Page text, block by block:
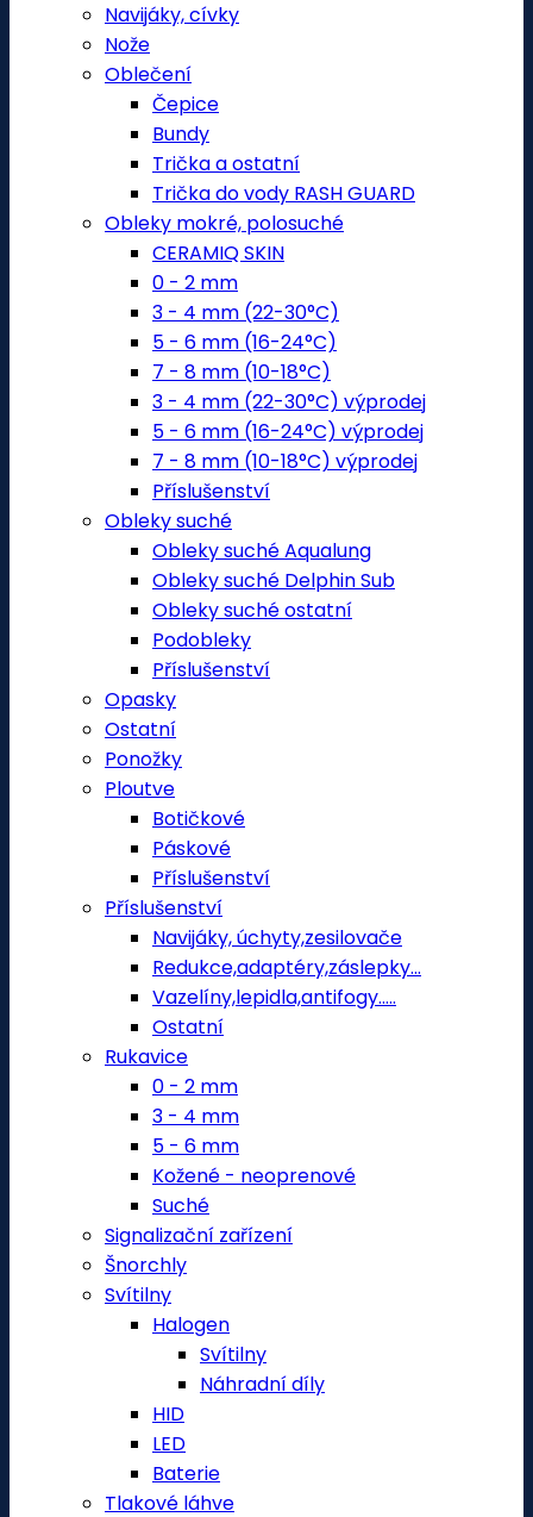
Navijáky, cívky
Nože
Oblečení
Čepice
Bundy
Trička a ostatní
Trička do vody RASH GUARD
Obleky mokré, polosuché
CERAMIQ SKIN
0 - 2 mm
3 - 4 mm (22-30°C)
5 - 6 mm (16-24°C)
7 - 8 mm (10-18°C)
3 - 4 mm (22-30°C) výprodej
5 - 6 mm (16-24°C) výprodej
7 - 8 mm (10-18°C) výprodej
Příslušenství
Obleky suché
Obleky suché Aqualung
Obleky suché Delphin Sub
Obleky suché ostatní
Podobleky
Příslušenství
Opasky
Ostatní
Ponožky
Ploutve
Botičkové
Páskové
Příslušenství
Příslušenství
Navijáky, úchyty,zesilovače
Redukce,adaptéry,záslepky...
Vazelíny,lepidla,antifogy.....
Ostatní
Rukavice
0 - 2 mm
3 - 4 mm
5 - 6 mm
Kožené - neoprenové
Suché
Signalizační zařízení
Šnorchly
Svítilny
Halogen
Svítilny
Náhradní díly
HID
LED
Baterie
Tlakové láhve